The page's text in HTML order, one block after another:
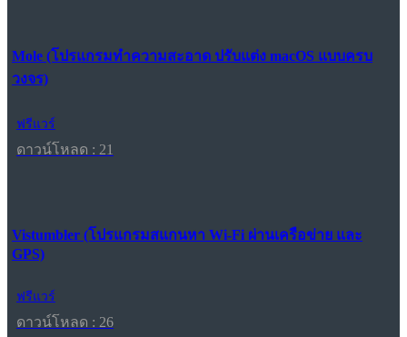
Mole (โปรแกรมทำความสะอาด ปรับแต่ง macOS แบบครบ
วงจร)
ฟรีแวร์
ดาวน์โหลด : 21
Vistumbler (โปรแกรมสแกนหา Wi-Fi ผ่านเครือข่าย และ
GPS)
ฟรีแวร์
ดาวน์โหลด : 26